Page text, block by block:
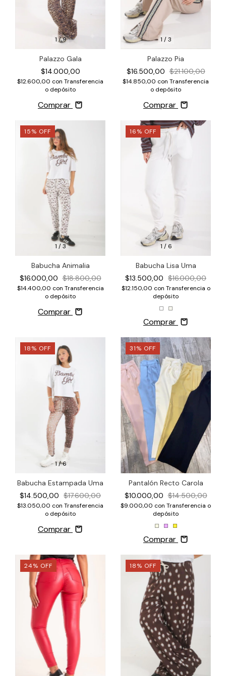
1/9
Palazzo Gala
$14.000,00
$12.600,00 con Transferencia
o depósito
Comprar
1 /3
Palazzo Pia
$16.500,00 $21.100,00
$14.850,00 con Transferencia
o depósito
Comprar
1 /3
15% OFF
Babucha Animalia
$16.000,00 $18.800,00
$14.400,00 con Transferencia
o depósito
Comprar
1 / 6
16% OFF
Babucha Lisa Uma
$13.500,00 $16.000,00
$12.150,00 con Transferencia o
depósito
Comprar
1/6
18% OFF
Babucha Estampada Uma
$14.500,00 $17.600,00
$13.050,00 con Transferencia
o depósito
Comprar
31% OFF
Pantalón Recto Carola
$10.000,00 $14.500,00
$9.000,00 con Transferencia o
depósito
Comprar
24% OFF 18% OFF